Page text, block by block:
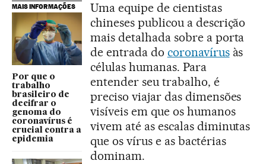
MAIS INFORMAÇÕES
Por que o
trabalho
brasileiro de
decifrar o
genoma do
coronavírus é
crucial contra a
epidemia
Uma equipe de cientistas
chineses publicou a descrição
mais detalhada sobre a porta
de entrada do coronavírusàs
células humanas. Para
entender seu trabalho, é
preciso viajar das dimensões
visíveis em que os humanos
vivem até as escalas diminutas
que os vírus e as bactérias
dominam.